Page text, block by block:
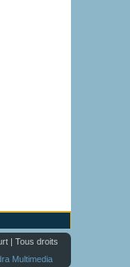
| Tous droits
Multimedia